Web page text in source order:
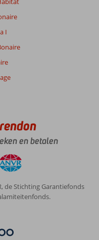
I
en betalen
de Stichting Garantiefonds